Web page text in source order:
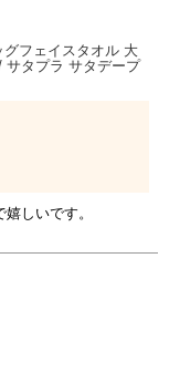
グフェイスタオル 大
サタプラ サタデープ
しいです。